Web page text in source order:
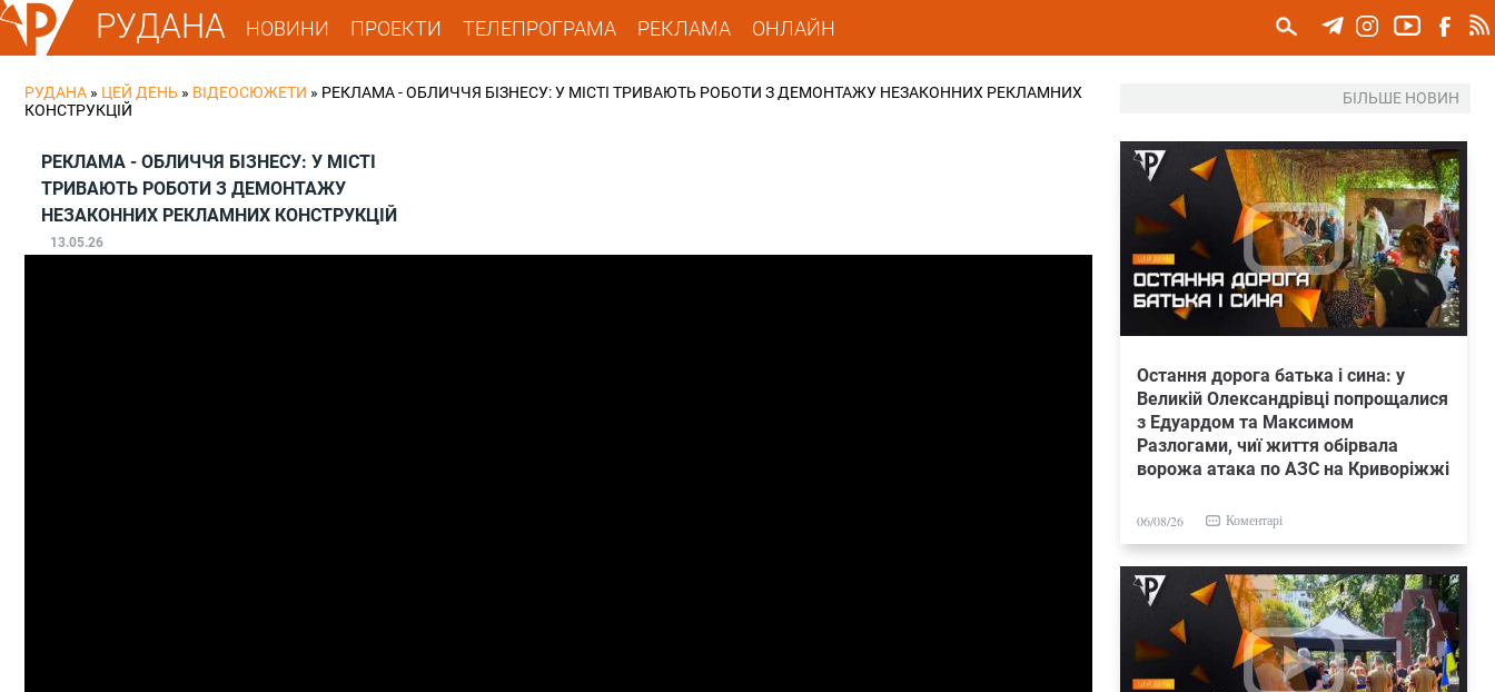
РУДАНА НОВИНИ ПРОЕКТИ ТЕЛЕПРОГРАМА РЕКЛАМА ОНЛАЙН
РУДАНА » ЦЕЙ ДЕНЬ » ВІДЕОСЮЖЕТИ » РЕКЛАМА - ОБЛИЧЧЯ БІЗНЕСУ: У МІСТІ ТРИВАЮТЬ РОБОТИ З ДЕМОНТАЖУ НЕЗАКОННИХ РЕКЛАМНИХ
КОНСТРУКЦІЙ
РЕКЛАМА - ОБЛИЧЧЯ БІЗНЕСУ: У МІСТІ
ТРИВАЮТЬ РОБОТИ З ДЕМОНТАЖУ
НЕЗАКОННИХ РЕКЛАМНИХ КОНСТРУКЦІЙ
13.05.26
БІЛЬШЕ НОВИН
Остання дорога батька і сина: у
Великій Олександрівці попрощалися
з Едуардом та Максимом
Разлогами, чиї життя обірвала
ворожа атака по АЗС на Криворіжжі
06/08/26 Коментарі